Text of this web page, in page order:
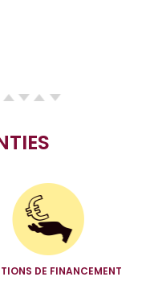
DE FINANCEMENT